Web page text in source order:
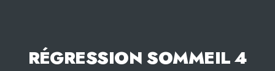
RÉGRESSION SOMMEIL 4